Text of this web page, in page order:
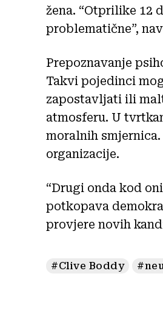
žena. “Otprilike 12
problematične”,
Prepoznavanje
Takvi pojedinci
zapostavljati ili
atmosferu. U
moralnih
organizacije.
“Drugi onda kod
potkopava
provjere novih
#Clive Boddy